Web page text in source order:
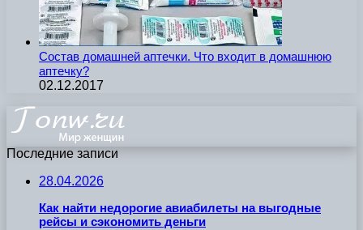
Состав домашней аптечки. Что входит в домашнюю
аптечку?
02.12.2017
Последние записи
28.04.2026
Как найти недорогие авиабилеты на выгодные
рейсы и сэкономить деньги